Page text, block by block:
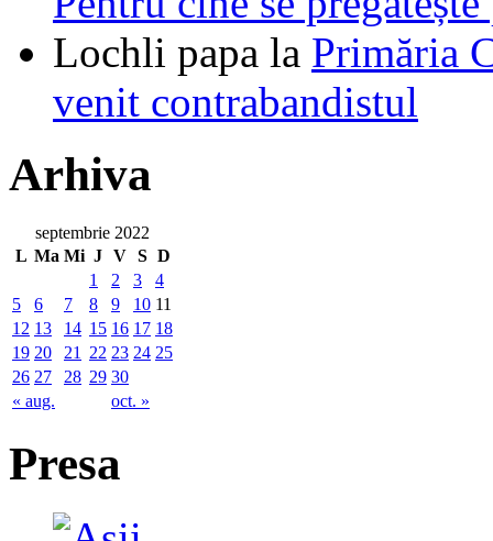
Lochli papa la Primăria
venit contrabandistul
Arhiva
septembrie 2022
L Ma Mi J V S D
« aug. oct. »
1 2 3
4
5
6 7 8 9 10 11
12 13 14 15 16 17 18
19 20 21 22 23 24 25
26 27 28 29 30
Presa